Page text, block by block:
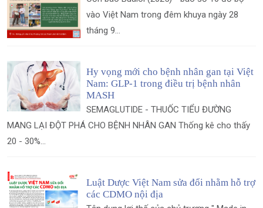
vào Việt Nam trong đêm khuya ngày 28
tháng 9...
Hy vọng mới cho bệnh nhân gan tại Việt
Nam: GLP-1 trong điều trị bệnh nhân
MASH
SEMAGLUTIDE - THUỐC TIỂU ĐƯỜNG
MANG LẠI ĐỘT PHÁ CHO BỆNH NHÂN GAN Thống kê cho thấy
20 - 30%...
Luật Dược Việt Nam sửa đổi nhằm hỗ trợ
các CDMO nội địa